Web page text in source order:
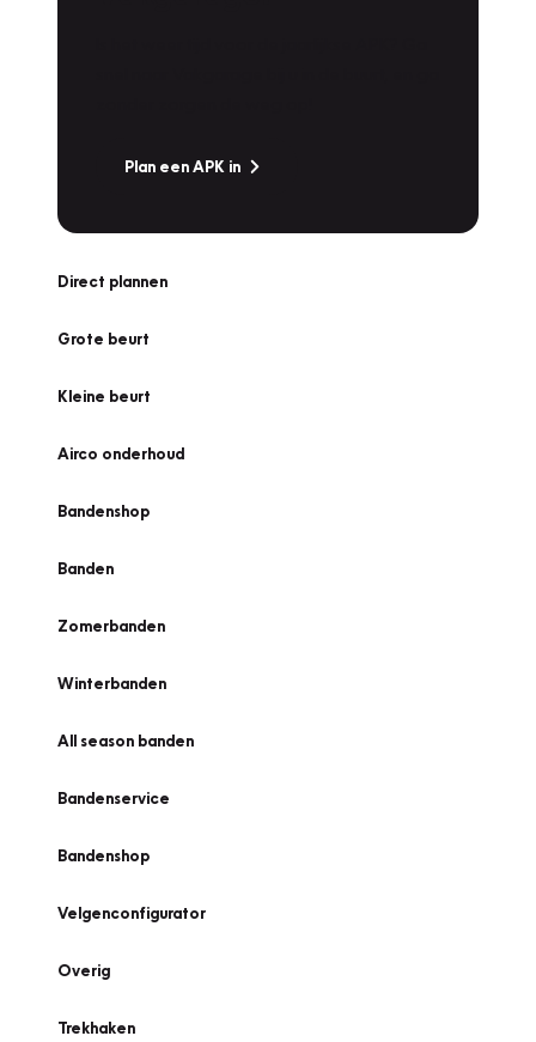
Plan een APK in
Direct plannen
Grote beurt
Kleine beurt
Airco onderhoud
Bandenshop
Banden
Zomerbanden
Winterbanden
All season banden
Bandenservice
Bandenshop
Velgenconfigurator
Overig
Trekhaken